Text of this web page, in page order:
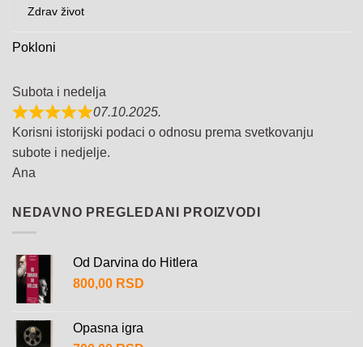
Zdrav život
Pokloni
Subota i nedelja
07.10.2025.
Korisni istorijski podaci o odnosu prema svetkovanju
subote i nedjelje.
Ana
NEDAVNO PREGLEDANI PROIZVODI
Od Darvina do Hitlera
800,00 RSD
Opasna igra